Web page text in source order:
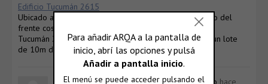
Edificio Tucumán 2615
Ubicado a cuatro cuadras de Boulevard Oroño y a cinco del
frente costero del río Paraná se encuentra el “Edificio
Tucumán 2615”, dentro del barrio de Pichincha, sobre un lote
de 10m de frente por 17.50m de fondo….
alanvincenti89 ahora es un usuario registrado hace